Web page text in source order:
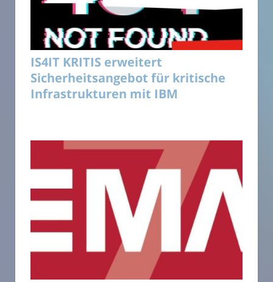
IS4IT KRITIS erweitert
Sicherheitsangebot für kritische
Infrastrukturen mit IBM